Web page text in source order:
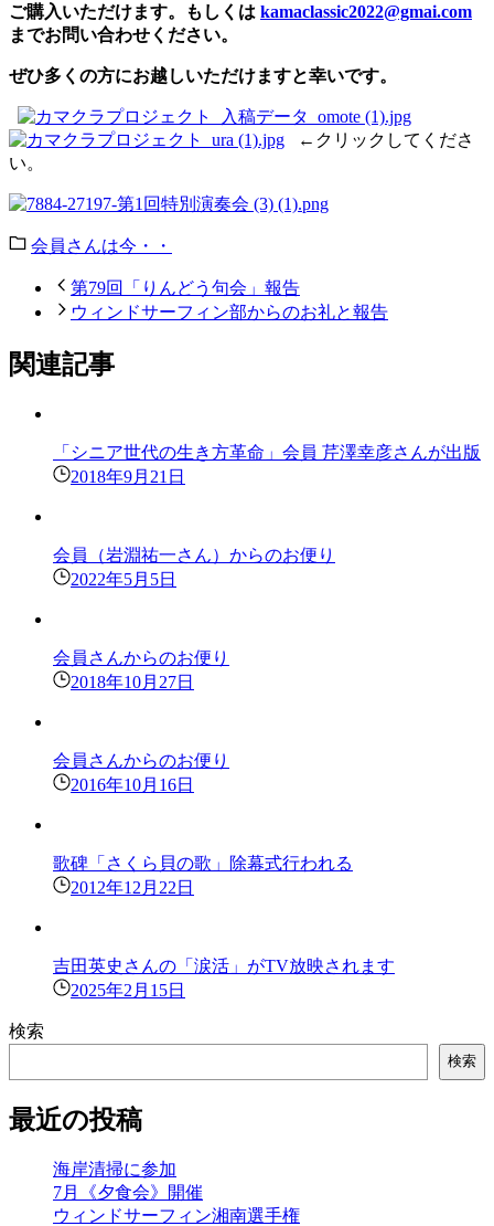
ご購入いただけます。もしくは kamaclassic2022@gmai.com
までお問い合わせください。
ぜひ多くの方にお越しいただけますと幸いです。
←クリックしてくださ
い。
会員さんは今・・
第79回「りんどう句会」報告
ウィンドサーフィン部からのお礼と報告
関連記事
「シニア世代の生き方革命」会員 芹澤幸彦さんが出版
2018年9月21日
会員（岩淵祐一さん）からのお便り
2022年5月5日
会員さんからのお便り
2018年10月27日
会員さんからのお便り
2016年10月16日
歌碑「さくら貝の歌」除幕式行われる
2012年12月22日
吉田英史さんの「涙活」がTV放映されます
2025年2月15日
検索
検索
最近の投稿
海岸清掃に参加
7月《夕食会》開催
ウィンドサーフィン湘南選手権